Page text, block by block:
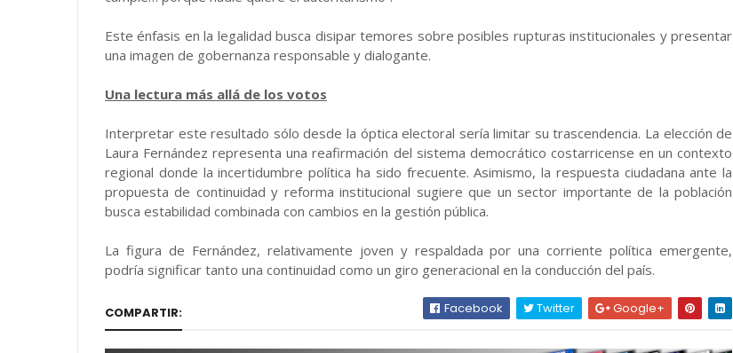
Este énfasis en la legalidad busca disipar temores sobre posibles rupturas institucionales y presentar
una imagen de gobernanza responsable y dialogante.
Una lectura más allá de los votos
Interpretar este resultado sólo desde la óptica electoral sería limitar su trascendencia. La elección de
Laura Fernández representa una reafirmación del sistema democrático costarricense en un contexto
regional donde la incertidumbre política ha sido frecuente. Asimismo, la respuesta ciudadana ante la
propuesta de continuidad y reforma institucional sugiere que un sector importante de la población
busca estabilidad combinada con cambios en la gestión pública.
La figura de Fernández, relativamente joven y respaldada por una corriente política emergente,
podría significar tanto una continuidad como un giro generacional en la conducción del país.
COMPARTIR: Facebook Twitter Google+